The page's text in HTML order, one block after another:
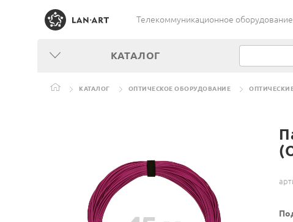
Телекоммуникационное
КАТАЛОГ
КАТАЛОГ ОПТИЧЕСКОЕ ОБОРУДОВАНИЕ